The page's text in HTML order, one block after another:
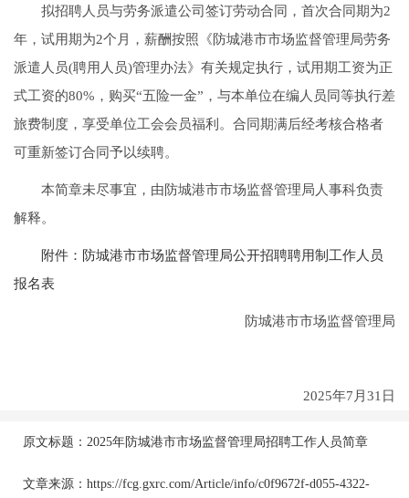
拟招聘人员与劳务派遣公司签订劳动合同，首次合同期为2
年，试用期为2个月，薪酬按照《防城港市市场监督管理局劳务
派遣人员(聘用人员)管理办法》有关规定执行，试用期工资为正
式工资的80%，购买“五险一金”，与本单位在编人员同等执行差
旅费制度，享受单位工会会员福利。合同期满后经考核合格者
可重新签订合同予以续聘。
本简章未尽事宜，由防城港市市场监督管理局人事科负责
解释。
附件：防城港市市场监督管理局公开招聘聘用制工作人员
报名表
防城港市市场监督管理局
2025年7月31日
原文标题：2025年防城港市市场监督管理局招聘工作人员简章
文章来源：https://fcg.gxrc.com/Article/info/c0f9672f-d055-4322-